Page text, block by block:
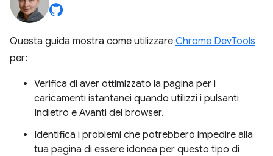
Questa guida mostra come utilizzare Chrome DevTools
per:
Verifica di aver ottimizzato la pagina per i
caricamenti istantanei quando utilizzi i pulsanti
Indietro e Avanti del browser.
Identifica i problemi che potrebbero impedire alla
tua pagina di essere idonea per questo tipo di